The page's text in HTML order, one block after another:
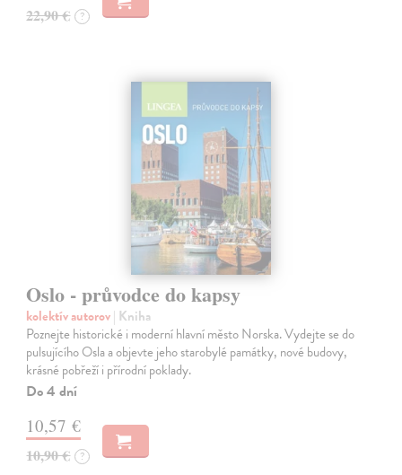
22,90 € ?
Oslo - průvodce do kapsy
kolektív autorov| Kniha
Poznejte historické i moderní hlavní město Norska. Vydejte se do
pulsujícího Osla a objevte jeho starobylé památky, nové budovy,
krásné pobřeží i přírodní poklady.
Do 4 dní
10,57 €
10,90 € ?